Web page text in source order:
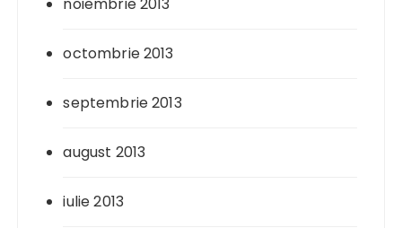
octombrie 2013
septembrie 2013
august 2013
iulie 2013